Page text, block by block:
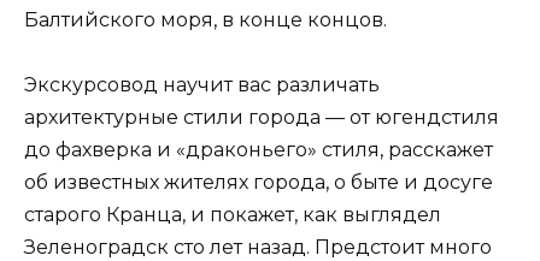
Балтийского моря, в конце концов.
Экскурсовод научит вас различать
архитектурные стили города — от югендстиля
до фахверка и «драконьего» стиля, расскажет
об известных жителях города, о быте и досуге
старого Кранца, и покажет, как выглядел
Зеленоградск сто лет назад. Предстоит много